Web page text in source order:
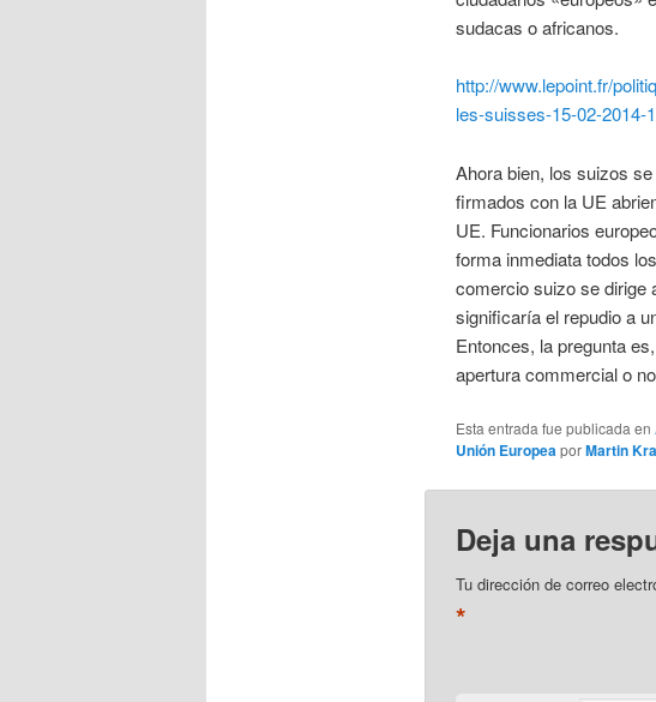
sudacas o africanos.
http://www.lepoint.fr/
les-suisses-15-02-2014-
Ahora bien, los suizos
firmados con la UE
UE. Funcionarios
forma inmediata todos
comercio suizo se dirige
significaría el repudio a
Entonces, la pregunta
apertura commercial o
Esta entrada fue publicada en
Unión EuropeaporMartin
Deja una
Tu dirección de correo
*